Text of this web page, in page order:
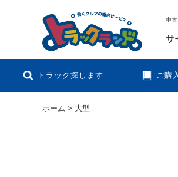
中
トラック探します ご購
サ
ホーム > 大型